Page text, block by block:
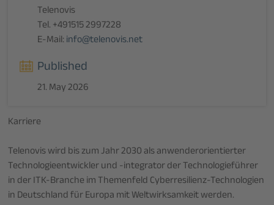
Telenovis
Tel. +491515 2997228
E-Mail:info@telenovis.net
Published
21. May 2026
Karriere
Telenovis wird bis zum Jahr 2030 als anwenderorientierter
Technologieentwickler und -integrator der Technologieführer
in der ITK-Branche im Themenfeld Cyberresilienz-Technologien
in Deutschland für Europa mit Weltwirksamkeit werden.